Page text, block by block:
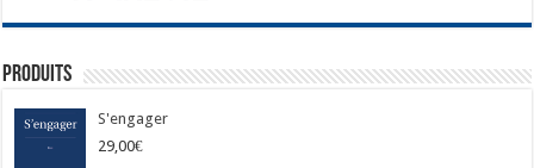
Produits
S'engager
29,00€